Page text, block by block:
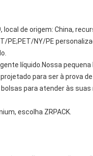
de origem: China,
PE;PET/NY/PE
líquido.Nossa
para ser à prova
para atender às
escolha ZRPACK.